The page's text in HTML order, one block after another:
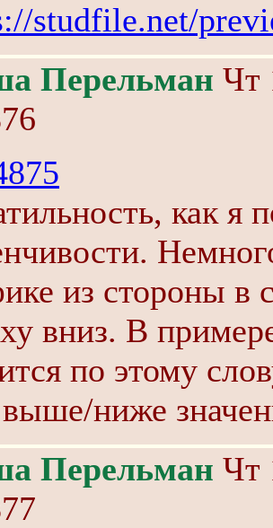
studfile.net/
Перельман Чт
как я
из стороны в
вниз. В
по этому
ниже
Перельман Чт